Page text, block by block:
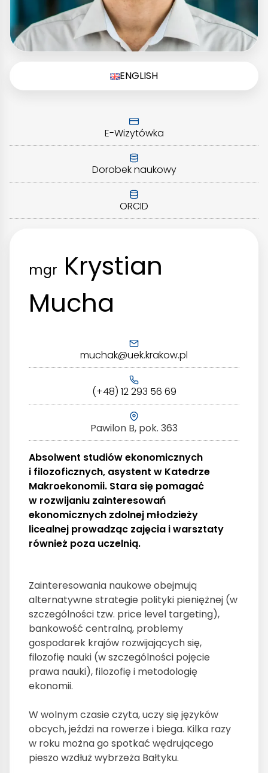
ENGLISH
E-Wizytówka
Dorobek naukowy
ORCID
mgr Krystian
Mucha
muchak@uek.krakow.pl
(+48) 12 293 56 69
Pawilon B, pok. 363
Absolwent studiów ekonomicznych
i filozoficznych, asystent w Katedrze
Makroekonomii. Stara się pomagać
w rozwijaniu zainteresowań
ekonomicznych zdolnej młodzieży
licealnej prowadząc zajęcia i warsztaty
również poza uczelnią.
Zainteresowania naukowe obejmują
alternatywne strategie polityki pieniężnej (w
szczególności tzw. price level targeting),
bankowość centralną, problemy
gospodarek krajów rozwijających się,
filozofię nauki (w szczególności pojęcie
prawa nauki), filozofię i metodologię
ekonomii.
W wolnym czasie czyta, uczy się języków
obcych, jeździ na rowerze i biega. Kilka razy
w roku można go spotkać wędrującego
pieszo wzdłuż wybrzeża Bałtyku.